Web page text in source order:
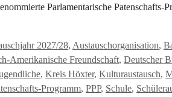
Parlamentarische Patenschafts-
2027/28, Austauschorganisation,
Amerikanische Freundschaft, Deutscher
, Kreis Höxter, Kulturaustausch,
Programm, PPP, Schule,